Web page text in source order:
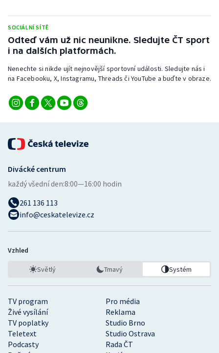
SOCIÁLNÍ SÍTĚ
Odteď vám už nic neunikne. Sledujte ČT sport
i na dalších platformách.
Nenechte si nikde ujít nejnovější sportovní události. Sledujte nás i
na Facebooku, X, Instagramu, Threads či YouTube a buďte v obraze.
TV program
Pro média
Živé vysílání
Reklama
TV poplatky
Studio Brno
Teletext
Studio Ostrava
Podcasty
Rada ČT
Divácké centrum
každý všední den:8:00—16:00 hodin
261 136 113
info@ceskatelevize.cz
Vzhled
Světlý Tmavý Systém